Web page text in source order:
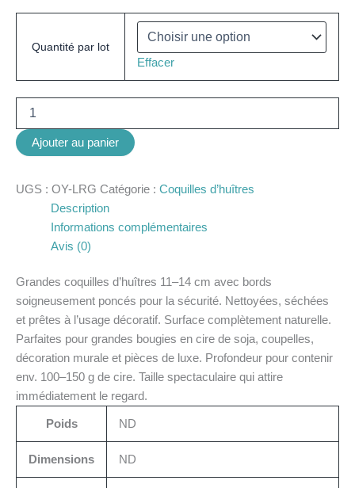
Quantité par lot
Effacer
Ajouter au panier
UGS : OY-LRG Catégorie : Coquilles d’huîtres
Description
Informations complémentaires
Avis (0)
Grandes coquilles d’huîtres 11–14 cm avec bords
soigneusement poncés pour la sécurité. Nettoyées, séchées
et prêtes à l’usage décoratif. Surface complètement naturelle.
Parfaites pour grandes bougies en cire de soja, coupelles,
décoration murale et pièces de luxe. Profondeur pour contenir
env. 100–150 g de cire. Taille spectaculaire qui attire
immédiatement le regard.
Poids ND
Dimensions ND